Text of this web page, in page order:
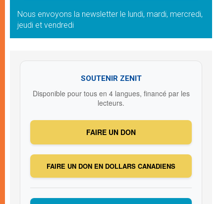
Nous envoyons la newsletter le lundi, mardi, mercredi,
jeudi et vendredi
SOUTENIR ZENIT
Disponible pour tous en 4 langues, financé par les
lecteurs.
FAIRE UN DON
FAIRE UN DON EN DOLLARS CANADIENS